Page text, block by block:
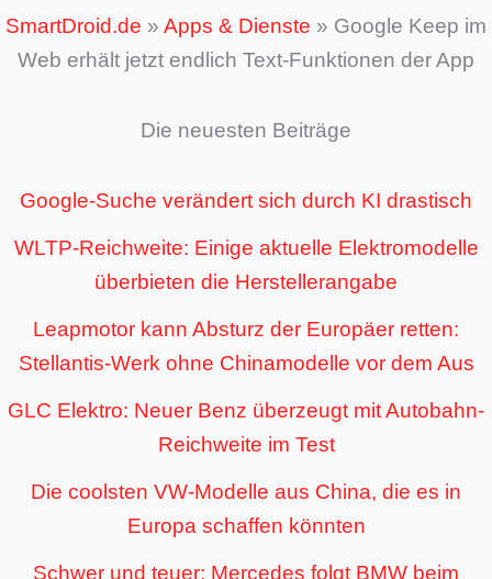
SmartDroid.de » Apps & Dienste » Google Keep im
Web erhält jetzt endlich Text-Funktionen der App
Die neuesten Beiträge
Google-Suche verändert sich durch KI drastisch
WLTP-Reichweite: Einige aktuelle Elektromodelle
überbieten die Herstellerangabe
Leapmotor kann Absturz der Europäer retten:
Stellantis-Werk ohne Chinamodelle vor dem Aus
GLC Elektro: Neuer Benz überzeugt mit Autobahn-
Reichweite im Test
Die coolsten VW-Modelle aus China, die es in
Europa schaffen könnten
Schwer und teuer: Mercedes folgt BMW beim